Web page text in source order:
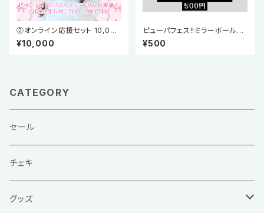
②オンライン応援セット 10,000
円【飴乃のあ生誕祭 公式カン
パ】
¥10,000
ピューパフェス!!ミラーボールス
テッカー
¥500
CATEGORY
セール
チェキ
グッズ